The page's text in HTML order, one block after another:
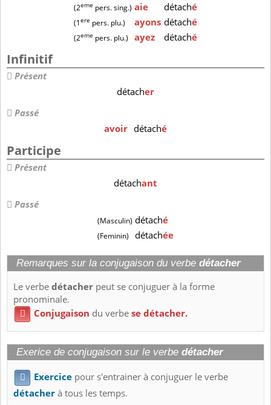
(2eme pers. sing.) aie détaché
(1ere pers. plu.) ayons détaché
(2eme pers. plu.) ayez détaché
Infinitif
Présent
détacher
Passé
avoir détaché
Participe
Présent
détachant
Passé
(Masculin) détaché
(Feminin) détachée
Remarques sur la conjugaison du verbe détacher
Le verbedétacher peut se conjuguer à la forme
pronominale.
 Conjugaison du verbese détacher.
Exerice de conjugaison sur le verbe détacher
 Exercice pour s'entrainer à conjuguer le verbe
détacherà tous les temps.